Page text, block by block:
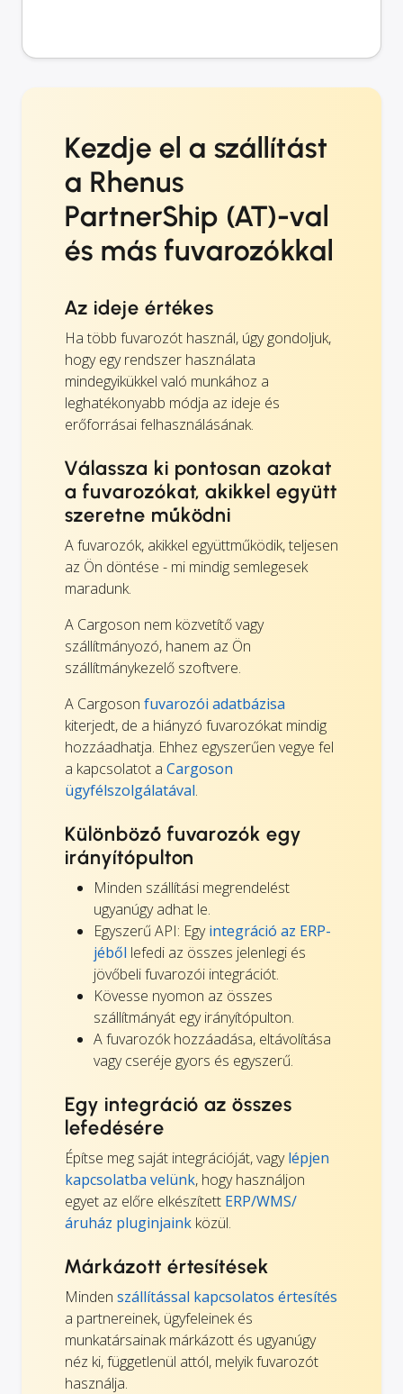
Kezdje el a szállítást
a Rhenus
PartnerShip (AT)-val
és más fuvarozókkal
Az ideje értékes
Ha több fuvarozót használ, úgy gondoljuk,
hogy egy rendszer használata
mindegyikükkel való munkához a
leghatékonyabb módja az ideje és
erőforrásai felhasználásának.
Válassza ki pontosan azokat
a fuvarozókat, akikkel együtt
szeretne működni
A fuvarozók, akikkel együttműködik, teljesen
az Ön döntése - mi mindig semlegesek
maradunk.
A Cargoson nem közvetítő vagy
szállítmányozó, hanem az Ön
szállítmánykezelő szoftvere.
A Cargoson fuvarozói adatbázisa
kiterjedt, de a hiányzó fuvarozókat mindig
hozzáadhatja. Ehhez egyszerűen vegye fel
a kapcsolatot a Cargoson
ügyfélszolgálatával.
Különböző fuvarozók egy
irányítópulton
Minden szállítási megrendelést
ugyanúgy adhat le.
Egyszerű API: Egyintegráció az ERP-
jéből lefedi az összes jelenlegi és
jövőbeli fuvarozói integrációt.
Kövesse nyomon az összes
szállítmányát egy irányítópulton.
A fuvarozók hozzáadása, eltávolítása
vagy cseréje gyors és egyszerű.
Egy integráció az összes
lefedésére
Építse meg saját integrációját, vagylépjen
kapcsolatba velünk, hogy használjon
egyet az előre elkészített ERP/WMS/
áruház pluginjaink közül.
Márkázott értesítések
Minden szállítással kapcsolatos értesítés
a partnereinek, ügyfeleinek és
munkatársainak márkázott és ugyanúgy
néz ki, függetlenül attól, melyik fuvarozót
használja.